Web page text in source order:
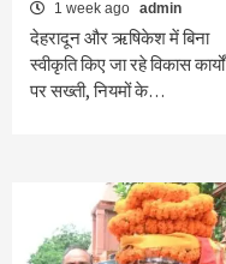
1 week ago admin
देहरादून और ऋषिकेश में बिना
स्वीकृति किए जा रहे विकास कार्यों
पर सख्ती, नियमों के…